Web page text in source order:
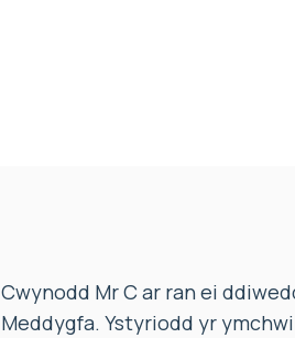
Cwynodd Mr C ar ran ei
Meddygfa. Ystyriodd yr